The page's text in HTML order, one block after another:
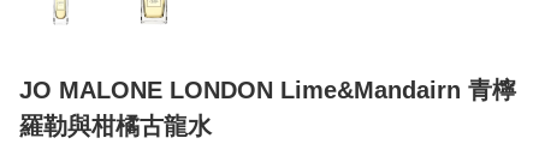
JO MALONE LONDON Lime&Mandairn 青檸
羅勒與柑橘古龍水